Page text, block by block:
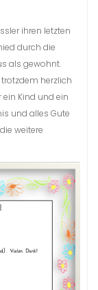
ihren letzten
durch die
als gewohnt.
herzlich
Kind und ein
und alles Gute
weitere